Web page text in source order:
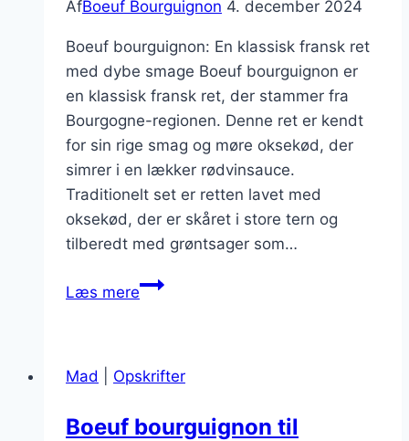
AfBoeuf Bourguignon 4. december 2024
Boeuf bourguignon: En klassisk fransk ret
med dybe smage Boeuf bourguignon er
en klassisk fransk ret, der stammer fra
Bourgogne-regionen. Denne ret er kendt
for sin rige smag og møre oksekød, der
simrer i en lækker rødvinsauce.
Traditionelt set er retten lavet med
oksekød, der er skåret i store tern og
tilberedt med grøntsager som…
Læs mereBoeuf
for
frisk
Mad Opskrifter
Boeuf bourguignon til